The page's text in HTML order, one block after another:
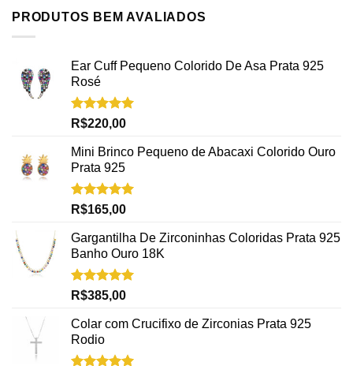
PRODUTOS BEM AVALIADOS
Ear Cuff Pequeno Colorido De Asa Prata 925
Rosé
Avaliação
R$220,00
Mini Brinco Pequeno de Abacaxi Colorido Ouro
Prata 925
Avaliação
R$165,00
Gargantilha De Zirconinhas Coloridas Prata 925
Banho Ouro 18K
Avaliação
R$385,00
Colar com Crucifixo de Zirconias Prata 925
Rodio